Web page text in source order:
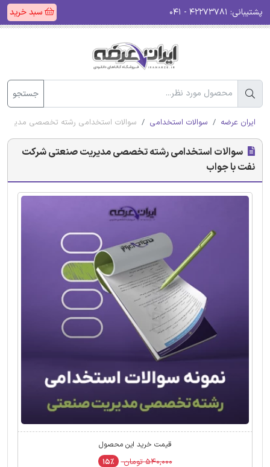
پشتیبانی: سبد خرید
جستجو
ایران عرضه سوالات استخدامی سوالات استخدامی رشته تخصصی
سوالات استخدامی رشته تخصصی مدیریت صنعتی شرکت
نفت با جواب
قیمت خرید این محصول
۵۴۰,۰۰۰ تومان ۱۵٪